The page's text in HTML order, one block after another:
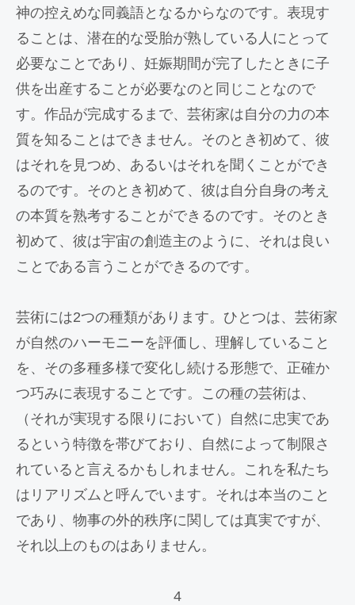
神の控えめな同義語となるからなのです。表現す
ることは、潜在的な受胎が熟している人にとって
必要なことであり、妊娠期間が完了したときに子
供を出産することが必要なのと同じことなので
す。作品が完成するまで、芸術家は自分の力の本
質を知ることはできません。そのとき初めて、彼
はそれを見つめ、あるいはそれを聞くことができ
るのです。そのとき初めて、彼は自分自身の考え
の本質を熟考することができるのです。そのとき
初めて、彼は宇宙の創造主のように、それは良い
ことである言うことができるのです。
芸術には2つの種類があります。ひとつは、芸術家
が自然のハーモニーを評価し、理解していること
を、その多種多様で変化し続ける形態で、正確か
つ巧みに表現することです。この種の芸術は、
（それが実現する限りにおいて）自然に忠実であ
るという特徴を帯びており、自然によって制限さ
れていると言えるかもしれません。これを私たち
はリアリズムと呼んでいます。それは本当のこと
であり、物事の外的秩序に関しては真実ですが、
それ以上のものはありません。
4